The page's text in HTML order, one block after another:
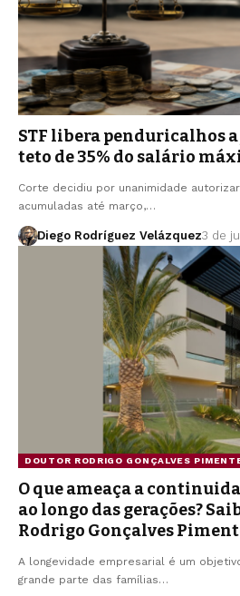
STF libera penduricalhos
teto de 35% do salário
Corte decidiu por unanimidade
acumuladas até março,…
Diego Rodríguez Velázquez3 de
DOUTOR RODRIGO GONÇALVES
O que ameaça a
ao longo das gerações?
Rodrigo Gonçalves
A longevidade empresarial é um
grande parte das famílias…